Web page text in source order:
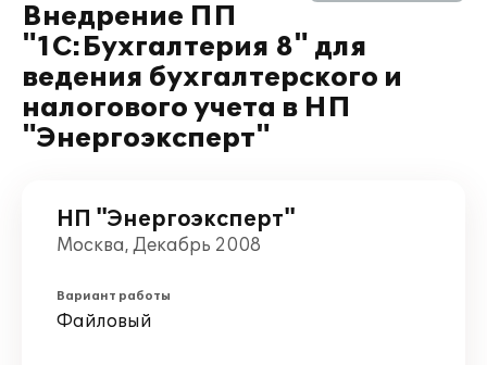
Внедрение ПП
"1С:Бухгалтерия 8" для
ведения бухгалтерского и
налогового учета в НП
"Энергоэксперт"
НП "Энергоэксперт"
Москва, Декабрь 2008
Вариант работы
Файловый